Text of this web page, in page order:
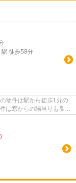
駅 徒歩58分
物件は駅から徒歩1分の
は窓からの陽当りも良